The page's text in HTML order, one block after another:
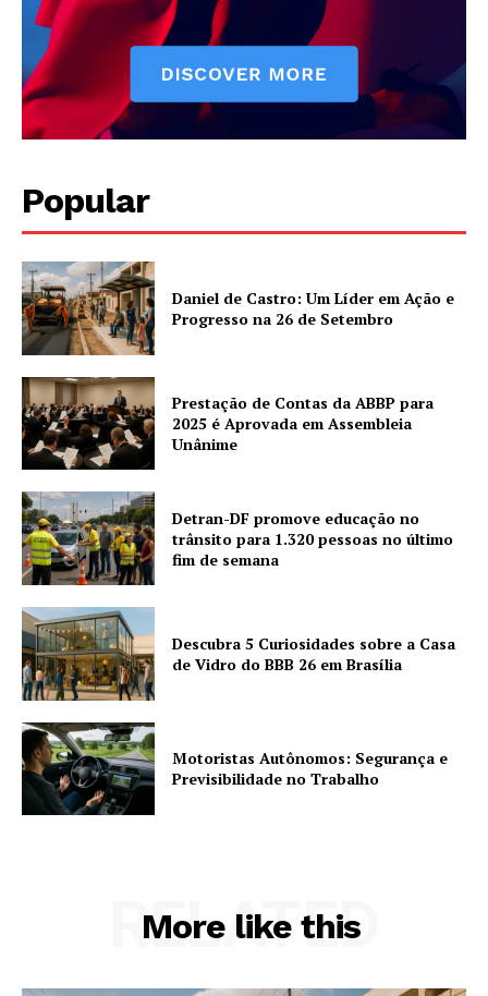
Popular
Daniel de Castro: Um Líder em Ação e
Progresso na 26 de Setembro
Prestação de Contas da ABBP para
2025 é Aprovada em Assembleia
Unânime
Detran-DF promove educação no
trânsito para 1.320 pessoas no último
fim de semana
Descubra 5 Curiosidades sobre a Casa
de Vidro do BBB 26 em Brasília
Motoristas Autônomos: Segurança e
Previsibilidade no Trabalho
More like this
RELATED